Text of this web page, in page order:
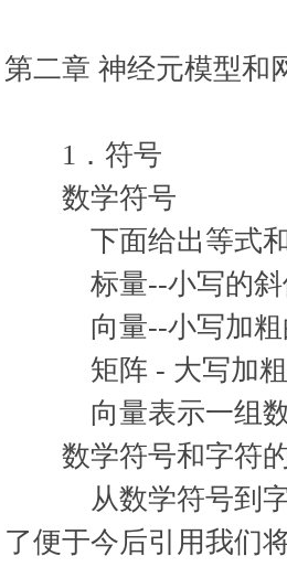
第二章 神经元模型和
1．符号
数学符号
下面给出等式和
标量--小写的斜
向量--小写加粗的
矩阵 - 大写加粗
向量表示一组
数学符号和字符
从数学符号到字符
了便于今后引用我们